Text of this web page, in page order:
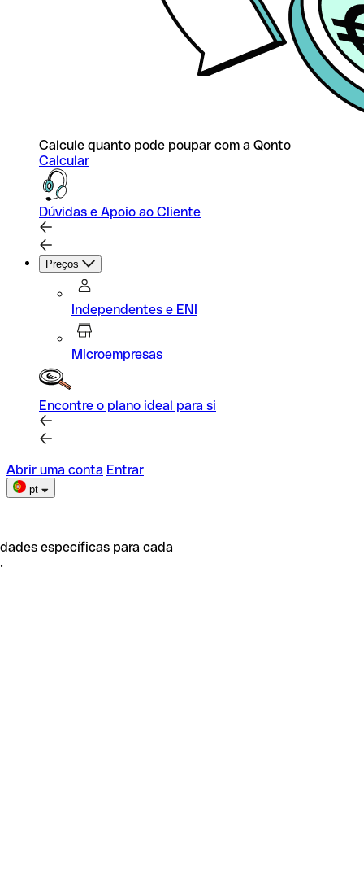
Calcule quanto pode poupar com a Qonto
Calcular
Dúvidas e Apoio ao Cliente
Preços
Independentes e ENI
Microempresas
Encontre o plano ideal para si
Abrir uma conta Entrar
pt
específicas para cada